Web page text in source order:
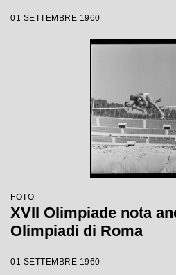
01 SETTEMBRE 1960
FOTO
XVII Olimpiade nota
Olimpiadi di Roma
01 SETTEMBRE 1960